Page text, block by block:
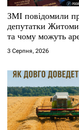
с
і
в
ЗМІ повідомили
депутатки
та чому можуть
3 Серпня, 2026